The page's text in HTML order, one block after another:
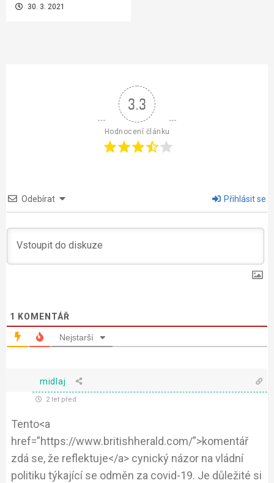
30. 3. 2021
3.3
Hodnocení článku
Odebírat Přihlásit se
1 KOMENTÁŘ
Nejstarší
midlaj
2 let před
Tento<a
href=”https://www.britishherald.com/”>komentář
zdá se, že reflektuje</a> cynický názor na vládní
politiku týkající se odměn za covid-19. Je důležité si